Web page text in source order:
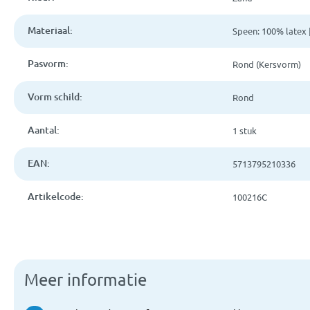
Materiaal: Speen: 100%
Pasvorm: Rond (Kersvorm)
Vorm schild: Rond
Aantal: 1 stuk
EAN: 5713795210336
Artikelcode: 100216C
Meer informatie